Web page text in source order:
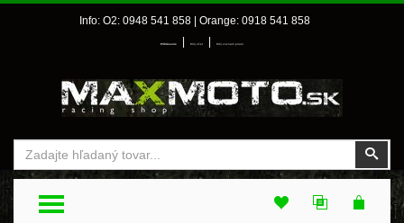
Info: O2: 0948 541 858 | Orange: 0918 541 858
Prihlásenie Môj účet Môj zoznam prianí
TOGGLE MENU